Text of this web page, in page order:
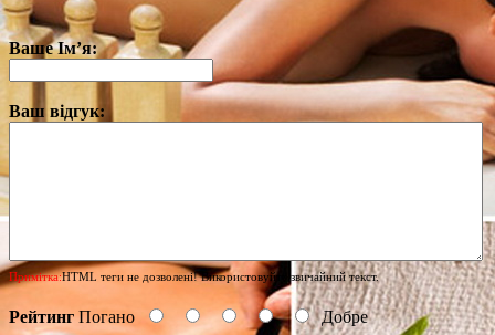
Ваше Ім’я:
Ваш відгук:
Примітка:HTML теги не дозволені! Використовуйте звичайний текст.
Рейтинг Погано Добре